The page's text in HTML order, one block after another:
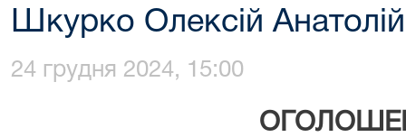
Шкурко Олексій
24 грудня 2024, 15:00